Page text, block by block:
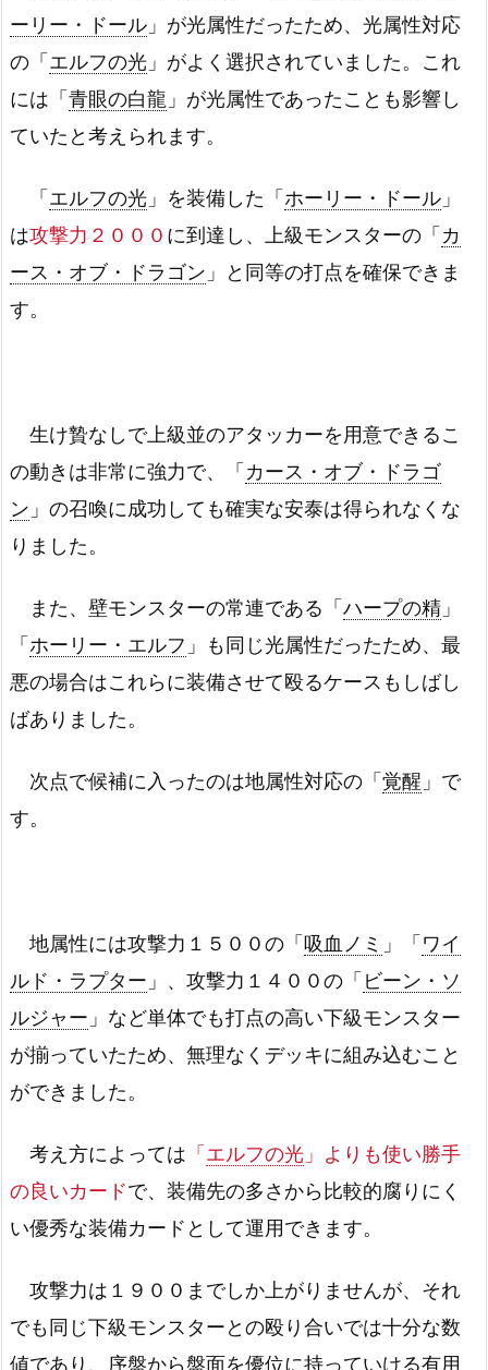
ーリー・ドール 」が光属性だったため、光属性対応
の「 エルフの光 」がよく選択されていました。これ
には「 青眼の白龍 」が光属性であったことも影響し
ていたと考えられます。
「 エルフの光 」を装備した「 ホーリー・ドール 」
は攻撃力２０００ に到達し、上級モンスターの「 カ
ース・オブ・ドラゴン 」と同等の打点を確保できま
す。
生け贄なしで上級並のアタッカーを用意できるこ
の動きは非常に強力で、「 カース・オブ・ドラゴ
ン 」の召喚に成功しても確実な安泰は得られなくな
りました。
また、壁モンスターの常連である「 ハープの精 」
「 ホーリー・エルフ 」も同じ光属性だったため、最
悪の場合はこれらに装備させて殴るケースもしばし
ばありました。
次点で候補に入ったのは地属性対応の「 覚醒 」で
す。
地属性には攻撃力１５００の「 吸血ノミ 」「 ワイ
ルド・ラプター 」、攻撃力１４００の「 ビーン・ソ
ルジャー 」など単体でも打点の高い下級モンスター
が揃っていたため、無理なくデッキに組み込むこと
ができました。
考え方によっては 「 エルフの光 」よりも使い勝手
の良いカードで、装備先の多さから比較的腐りにく
い優秀な装備カードとして運用できます。
攻撃力は１９００までしか上がりませんが、それ
でも同じ下級モンスターとの殴り合いでは十分な数
値であり、序盤から盤面を優位に持っていける有用